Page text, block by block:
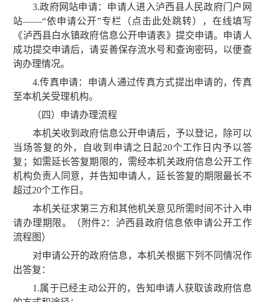
3.政府网站申请：申请人进入泸西县人民政府门户网
站——“依申请公开”专栏（ 点击此处跳转），在线填写
《泸西县白水镇政府信息公开申请表》提交申请。申请人
成功提交申请后，请妥善保存流水号和查询密码，以便查
询办理情况。
4.传真申请：申请人通过传真方式提出申请的，传真
至本机关受理机构。
（四）申请办理流程
本机关收到政府信息公开申请后，予以登记，除可以
当场答复的外，自收到申请之日起20个工作日内予以答
复；如需延长答复期限的，需经本机关政府信息公开工作
机构负责人同意，并告知申请人，延长答复的期限最长不
超过20个工作日。
本机关征求第三方和其他机关意见所需时间不计入申
请办理期限。（附件2：泸西县政府信息依申请公开工作
流程图）
对申请公开的政府信息，本机关根据下列不同情况作
出答复：
1.属于已经主动公开的，告知申请人获取该政府信息